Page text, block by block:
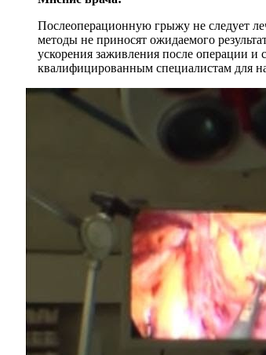
Послеоперационную грыжу не следует
методы не приносят ожидаемого
ускорения заживления после операции
квалифицированным специалистам для